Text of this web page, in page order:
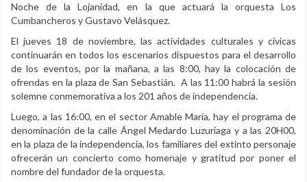
Noche de la Lojanidad, en la que actuará la orquesta Los
Cumbancheros y Gustavo Velásquez.
El jueves 18 de noviembre, las actividades culturales y cívicas
continuarán en todos los escenarios dispuestos para el desarrollo
de los eventos, por la mañana, a las 8:00, hay la colocación de
ofrendas en la plaza de San Sebastián. A las 11:00 habrá la sesión
solemne conmemorativa a los 201 años de independencia.
Luego, a las 16:00, en el sector Amable María, hay el programa de
denominación de la calle Ángel Medardo Luzuriaga y a las 20H00,
en la plaza de la independencia, los familiares del extinto personaje
ofrecerán un concierto como homenaje y gratitud por poner el
nombre del fundador de la orquesta.